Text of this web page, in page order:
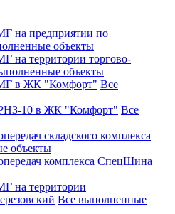
на предприятии по
объекты
территории торгово-
объекты
в ЖК "Комфорт" Все
10 в ЖК "Комфорт" Все
складского комплекса
объекты
комплекса СпецШина
на территории
Все выполненные